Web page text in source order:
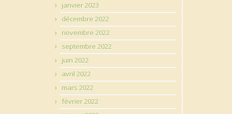
janvier 2023
décembre 2022
novembre 2022
septembre 2022
juin 2022
avril 2022
mars 2022
février 2022